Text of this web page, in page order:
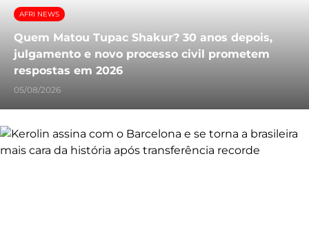
AFRI NEWS
Quem Matou Tupac Shakur? 30 anos depois,
julgamento e novo processo civil prometem
respostas em 2026
05/08/2026